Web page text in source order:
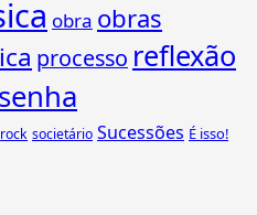
obra obras
processo reflexão
rock societário Sucessões É isso!